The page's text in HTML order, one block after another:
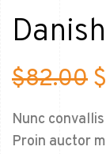
$82.00 $
Nunc
Proin auctor